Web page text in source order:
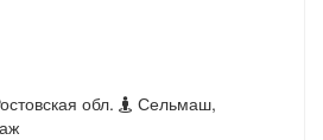
обл.
Сельмаш,